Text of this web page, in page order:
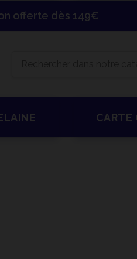
offerte dès 149€
CARTE